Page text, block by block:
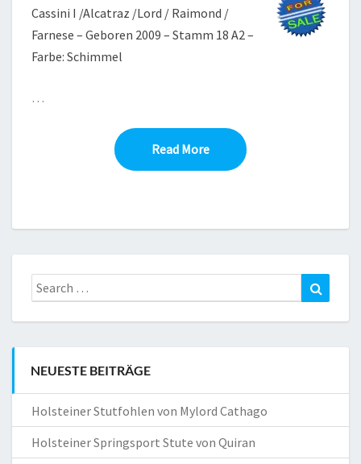
Cassini I /Alcatraz /Lord / Raimond /
Farnese – Geboren 2009 – Stamm 18 A2 –
Farbe: Schimmel
…
Read MoreRead More
Search
for:
NEUESTE BEITRÄGE
Holsteiner Stutfohlen von Mylord Cathago
Holsteiner Springsport Stute von Quiran